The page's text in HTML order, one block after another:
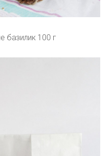
базилик 100 г